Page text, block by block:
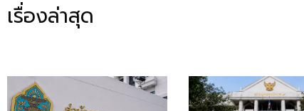
เรื่องล่าสุด